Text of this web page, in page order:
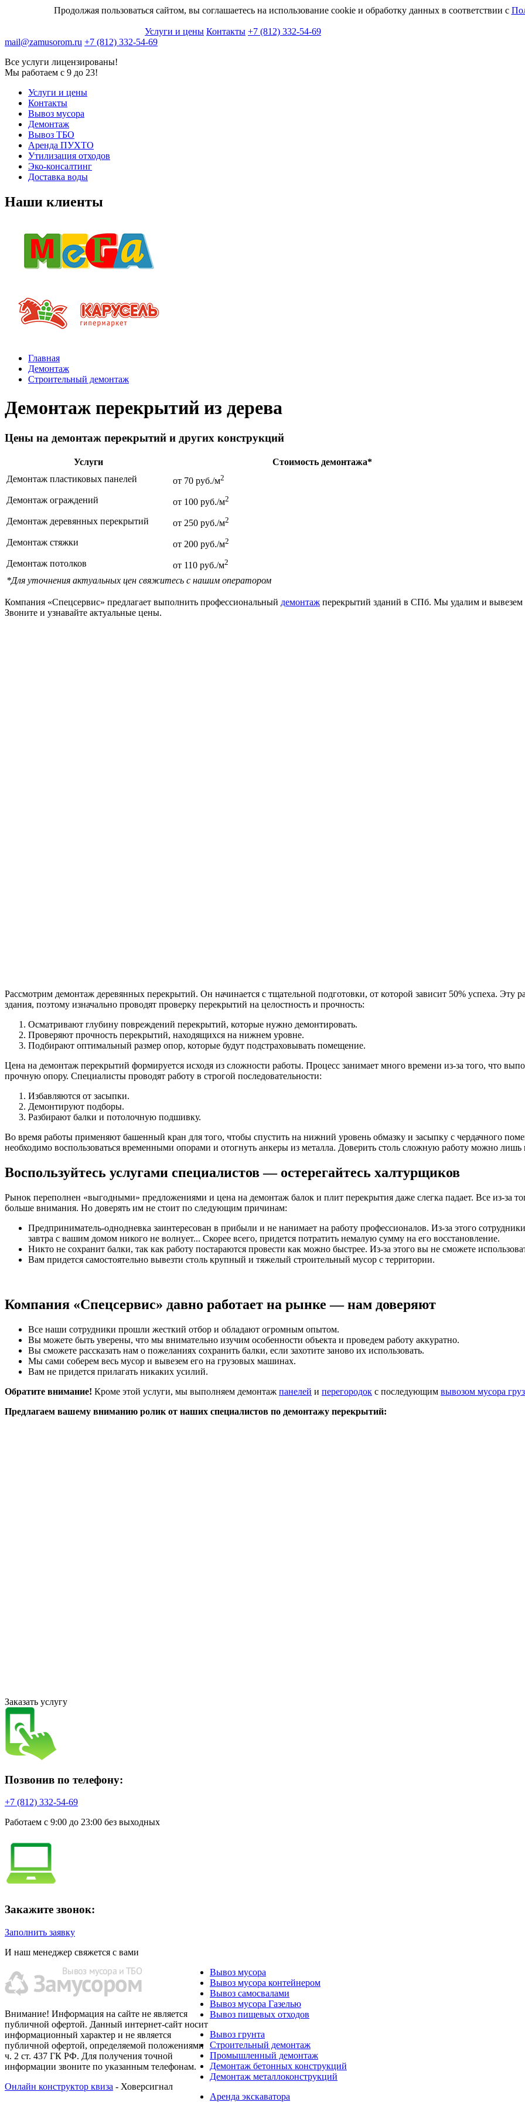
Продолжая пользоваться сайтом, вы соглашаетесь на использование cookie и обработку данных в соответствии с
Услуги и цены Контакты +7 (812) 332-54-69
mail@zamusorom.ru +7 (812) 332-54-69
Все услуги лицензированы!
Мы работаем с 9 до 23!
Услуги и цены
Контакты
Вывоз мусора
Демонтаж
Вывоз ТБО
Аренда ПУХТО
Утилизация отходов
Эко-консалтинг
Доставка воды
Наши клиенты
Главная
Демонтаж
Строительный демонтаж
Демонтаж перекрытий из дерева
Цены на демонтаж перекрытий и других конструкций
Услуги Стоимость демонтажа*
*Для уточнения актуальных цен свяжитесь с нашим оператором
Демонтаж пластиковых панелей от 70 руб./м2
Демонтаж ограждений от 100 руб./м2
Демонтаж деревянных перекрытий от 250 руб./м2
Демонтаж стяжки от 200 руб./м2
Демонтаж потолков от 110 руб./м2
Компания «Спецсервис» предлагает выполнить профессиональный демонтаж перекрытий зданий в СПб. Мы удалим и вывезем
Звоните и узнавайте актуальные цены.
Рассмотрим демонтаж деревянных перекрытий. Он начинается с тщательной подготовки, от которой зависит 50% успеха. Эту
здания, поэтому изначально проводят проверку перекрытий на целостность и прочность:
Осматривают глубину повреждений перекрытий, которые нужно демонтировать.
Проверяют прочность перекрытий, находящихся на нижнем уровне.
Подбирают оптимальный размер опор, которые будут подстраховывать помещение.
Цена на демонтаж перекрытий формируется исходя из сложности работы. Процесс занимает много времени из-за того, что
прочную опору. Специалисты проводят работу в строгой последовательности:
Избавляются от засыпки.
Демонтируют подборы.
Разбирают балки и потолочную подшивку.
Во время работы применяют башенный кран для того, чтобы спустить на нижний уровень обмазку и засыпку с чердачного
необходимо воспользоваться временными опорами и отогнуть анкеры из металла. Доверить столь сложную работу можно лишь
Воспользуйтесь услугами специалистов — остерегайтесь халтурщиков
Рынок переполнен «выгодными» предложениями и цена на демонтаж балок и плит перекрытия даже слегка падает. Все из-за
больше внимания. Но доверять им не стоит по следующим причинам:
Предприниматель-однодневка заинтересован в прибыли и не нанимает на работу профессионалов. Из-за этого
завтра с вашим домом никого не волнует... Скорее всего, придется потратить немалую сумму на его восстановление.
Никто не сохранит балки, так как работу постараются провести как можно быстрее. Из-за этого вы не сможете
Вам придется самостоятельно вывезти столь крупный и тяжелый строительный мусор с территории.
Компания «Спецсервис» давно работает на рынке — нам доверяют
Все наши сотрудники прошли жесткий отбор и обладают огромным опытом.
Вы можете быть уверены, что мы внимательно изучим особенности объекта и проведем работу аккуратно.
Вы сможете рассказать нам о пожеланиях сохранить балки, если захотите заново их использовать.
Мы сами соберем весь мусор и вывезем его на грузовых машинах.
Вам не придется прилагать никаких усилий.
Обратите внимание! Кроме этой услуги, мы выполняем демонтаж панелей и перегородок с последующим вывозом мусора
Предлагаем вашему вниманию ролик от наших специалистов по демонтажу перекрытий:
Заказать услугу
Позвонив по телефону:
+7 (812) 332-54-69
Работаем с 9:00 до 23:00 без выходных
Закажите звонок:
Заполнить заявку
И наш менеджер свяжется с вами
Внимание! Информация на сайте не является
публичной офертой. Данный интернет-сайт носит
информационный характер и не является
публичной офертой, определяемой положениями
ч. 2 ст. 437 ГК РФ. Для получения точной
информации звоните по указанным телефонам.
Онлайн конструктор квиза - Ховерсигнал
Вывоз мусора
Вывоз мусора контейнером
Вывоз самосвалами
Вывоз мусора Газелью
Вывоз пищевых отходов
Вывоз грунта
Строительный демонтаж
Промышленный демонтаж
Демонтаж бетонных конструкций
Демонтаж металлоконструкций
Аренда экскаватора